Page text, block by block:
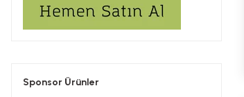
Defnil Pharma (2)
Eyüp Sabri Tuncer (2)
Sponsor Ürünler